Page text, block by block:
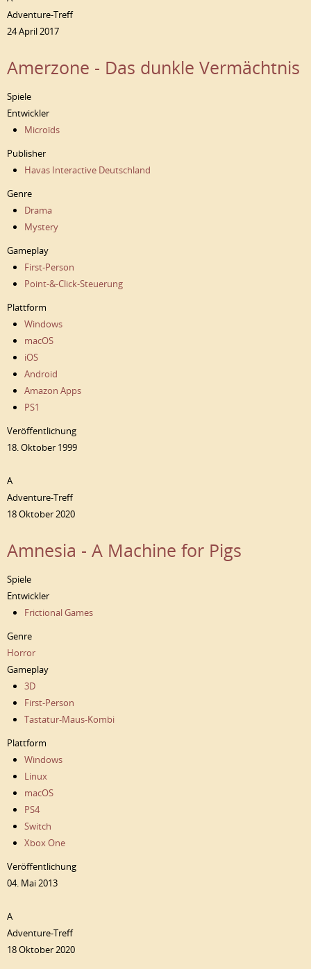
Adventure-Treff
24 April 2017
Amerzone - Das dunkle Vermächtnis
Spiele
Entwickler
Microïds
Publisher
Havas Interactive Deutschland
Genre
Drama
Mystery
Gameplay
First-Person
Point-&-Click-Steuerung
Plattform
Windows
macOS
iOS
Android
Amazon Apps
PS1
Veröffentlichung
18. Oktober 1999
A
Adventure-Treff
18 Oktober 2020
Amnesia - A Machine for Pigs
Spiele
Entwickler
Frictional Games
Genre
Horror
Gameplay
3D
First-Person
Tastatur-Maus-Kombi
Plattform
Windows
Linux
macOS
PS4
Switch
Xbox One
Veröffentlichung
04. Mai 2013
A
Adventure-Treff
18 Oktober 2020